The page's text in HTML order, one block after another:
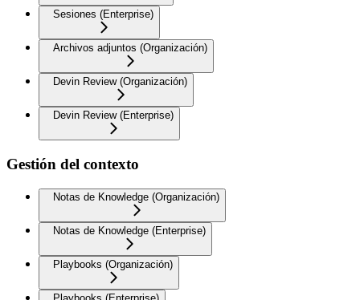
Sesiones (Enterprise)
Archivos adjuntos (Organización)
Devin Review (Organización)
Devin Review (Enterprise)
Gestión del contexto
Notas de Knowledge (Organización)
Notas de Knowledge (Enterprise)
Playbooks (Organización)